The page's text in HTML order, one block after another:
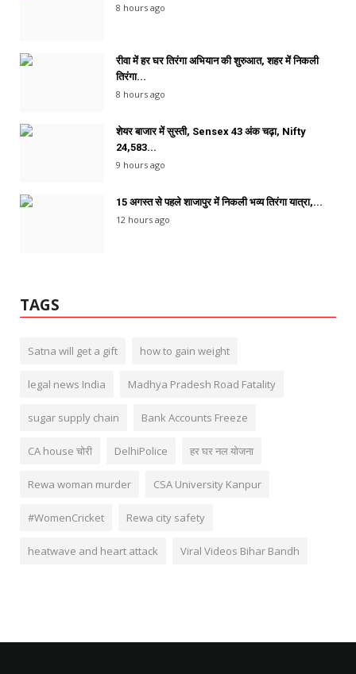
8 hours ago
रीवा में हर घर तिरंगा अभियान की शुरुआत, शहर में निकली
तिरंगा...
8 hours ago
शेयर बाजार में सुस्ती, Sensex 43 अंक चढ़ा, Nifty
24,583...
9 hours ago
15 अगस्त से पहले शाजापुर में निकली भव्य तिरंगा यात्रा,...
12 hours ago
TAGS
Satna will get a gift how to gain weight
legal news India Madhya Pradesh Road Fatality
sugar supply chain Bank Accounts Freeze
CA house चोरी DelhiPolice हर घर नल योजना
Rewa woman murder CSA University Kanpur
#WomenCricket Rewa city safety
heatwave and heart attack Viral Videos Bihar Bandh